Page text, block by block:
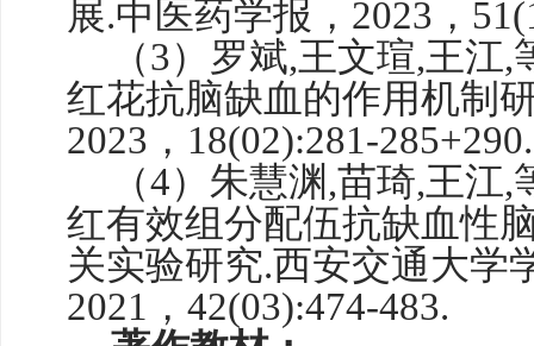
展.中医药学报，2023，
（3）罗斌,王文瑄,王江,
红花抗脑缺血的作用机制
2023，18(02):281-285+290.
（4）朱慧渊,苗琦,王江,
红有效组分配伍抗缺血性
关实验研究.西安交通大学
2021，42(03):474-483.